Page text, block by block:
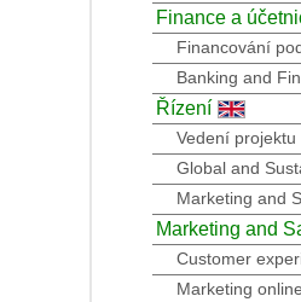
Finance a
Financování
Banking and
Řízení
Vedení projektu
Global and
Marketing and
Marketing and
Customer
Marketing